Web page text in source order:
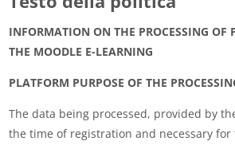
INFORMATION ON THE PROCESSING OF
THE MOODLE E-LEARNING
PLATFORM PURPOSE OF THE
The data being processed, provided by
the time of registration and necessary for